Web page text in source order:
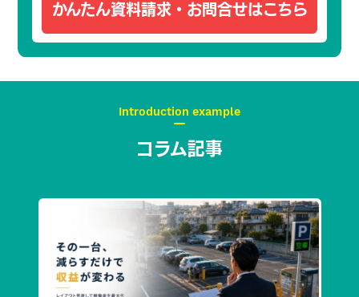
かんたん資料請求・ お問合せはこちら
Introduction example
コラム記事